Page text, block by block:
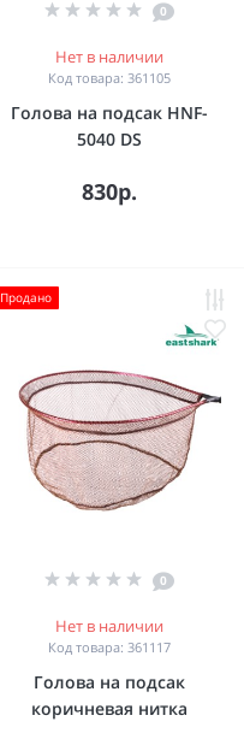
0
Нет в наличии
Код товара: 361105
Голова на подсак HNF-
5040 DS
830р.
Продано
0
Нет в наличии
Код товара: 361117
Голова на подсак
коричневая нитка